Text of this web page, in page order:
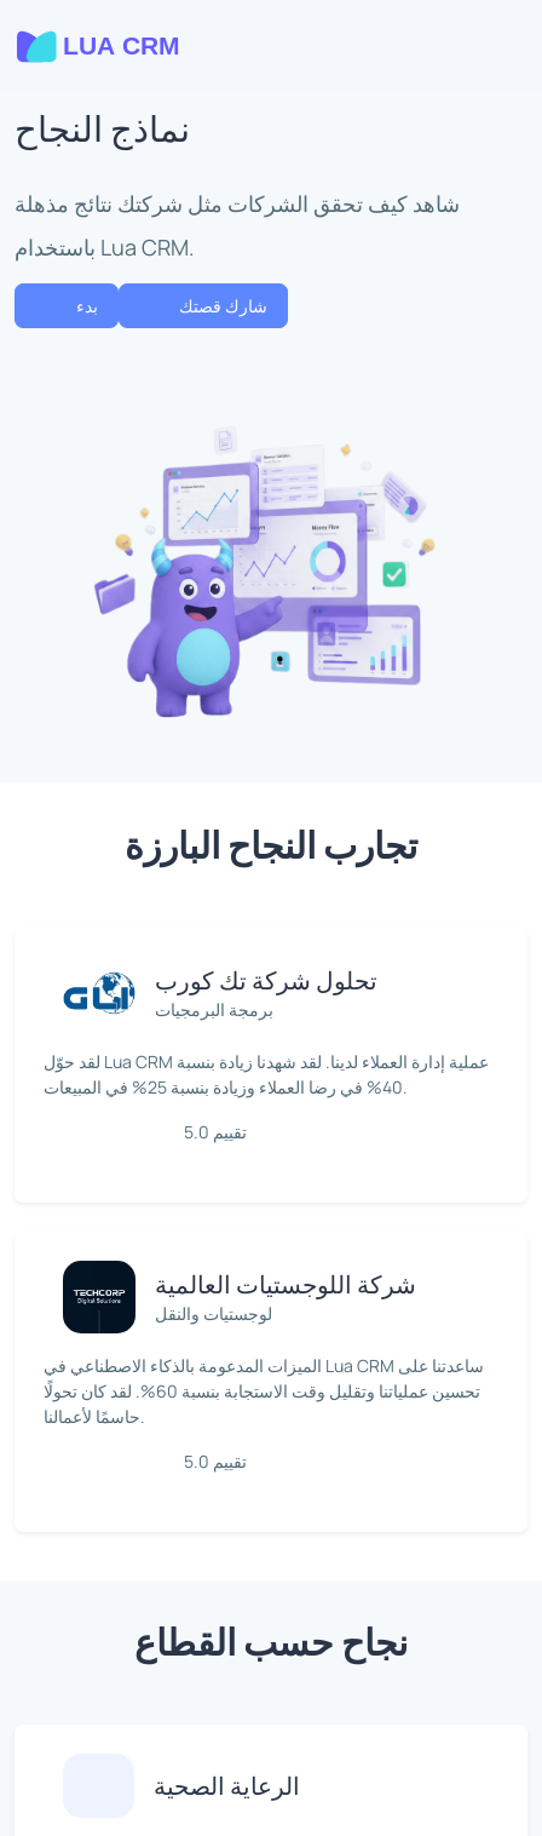
نماذج النجاح
شاهد كيف تحقق الشركات مثل شركتك نتائج مذهلة
باستخدام Lua CRM.
بدء شارك قصتك
تجارب النجاح البارزة
تحلول شركة تك كورب
برمجة البرمجيات
لقد حوّل Lua CRM عملية إدارة العملاء لدينا. لقد شهدنا زيادة بنسبة
40% في رضا العملاء وزيادة بنسبة 25% في المبيعات.
تقييم 5.0
شركة اللوجستيات العالمية
لوجستيات والنقل
الميزات المدعومة بالذكاء الاصطناعي في Lua CRM ساعدتنا على
تحسين عملياتنا وتقليل وقت الاستجابة بنسبة 60%. لقد كان تحولًا
حاسمًا لأعمالنا.
تقييم 5.0
نجاح حسب القطاع
الرعاية الصحية